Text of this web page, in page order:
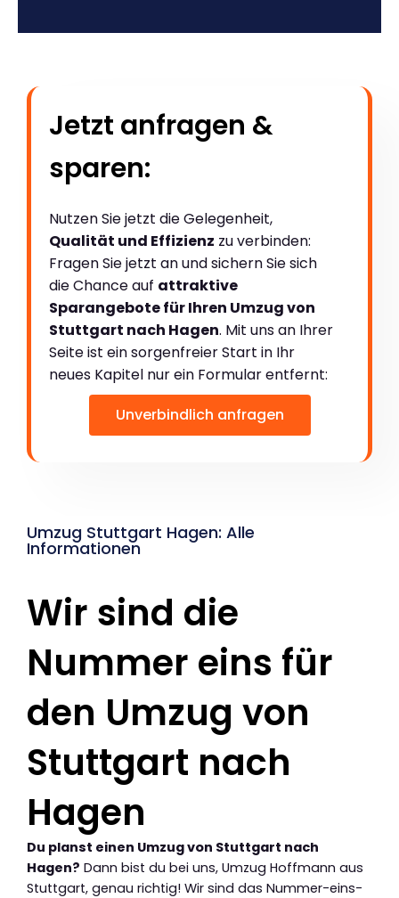
Jetzt anfragen &
sparen:
Nutzen Sie jetzt die Gelegenheit,
Qualität und Effizienz zu verbinden:
Fragen Sie jetzt an und sichern Sie sich
die Chance auf attraktive
Sparangebote für Ihren Umzug von
Stuttgart nach Hagen. Mit uns an Ihrer
Seite ist ein sorgenfreier Start in Ihr
neues Kapitel nur ein Formular entfernt:
Unverbindlich anfragen
Umzug Stuttgart Hagen: Alle
Informationen
Wir sind die
Nummer eins für
den Umzug von
Stuttgart nach
Hagen
Du planst einen Umzug von Stuttgart nach
Hagen? Dann bist du bei uns, Umzug Hoffmann aus
Stuttgart, genau richtig! Wir sind das Nummer-eins-